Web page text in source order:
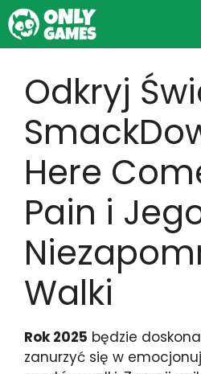
Skip
to
content
Odkryj
Here
Pain i
Walki
Rok 2025 będzie
zanurzyć się w